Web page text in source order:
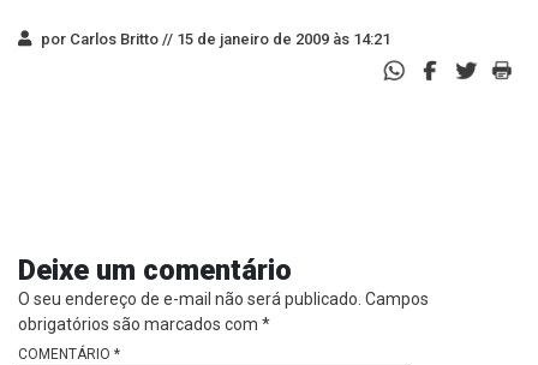
por Carlos Britto // 15 de janeiro de 2009 às 14:21
Deixe um comentário
O seu endereço de e-mail não será publicado. Campos
obrigatórios são marcados com *
COMENTÁRIO *